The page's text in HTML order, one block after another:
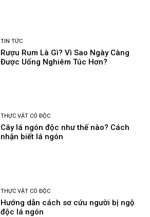
TIN TỨC
Rượu Rum Là Gì? Vì Sao Ngày Càng
Được Uống Nghiêm Túc Hơn?
THỰC VẬT CÓ ĐỘC
Cây lá ngón độc như thế nào? Cách
nhận biết lá ngón
THỰC VẬT CÓ ĐỘC
Hướng dẫn cách sơ cứu người bị ngộ
độc lá ngón